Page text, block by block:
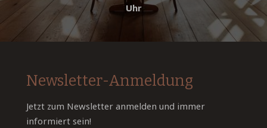
Uhr
Newsletter-Anmeldung
Jetzt zum Newsletter anmelden und immer
informiert sein!